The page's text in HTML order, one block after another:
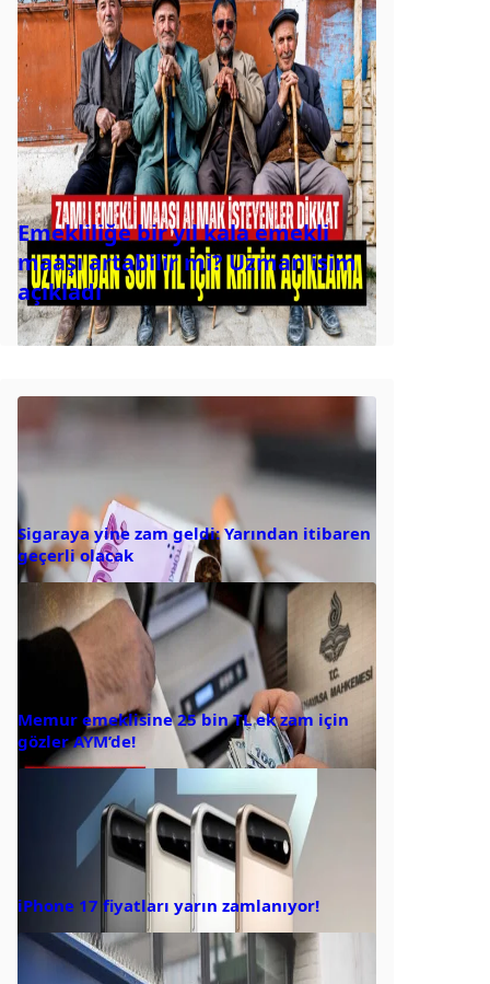
Emekliliğe bir yıl kala emekli
maaşı artabilir mi? Uzman isim
açıkladı
Sigaraya yine zam geldi: Yarından itibaren
geçerli olacak
Memur emeklisine 25 bin TL ek zam için
gözler AYM’de!
iPhone 17 fiyatları yarın zamlanıyor!